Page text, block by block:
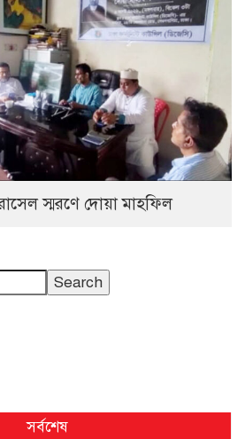
স্মরণে দোয়া মাহফিল
Search
সর্বশেষ